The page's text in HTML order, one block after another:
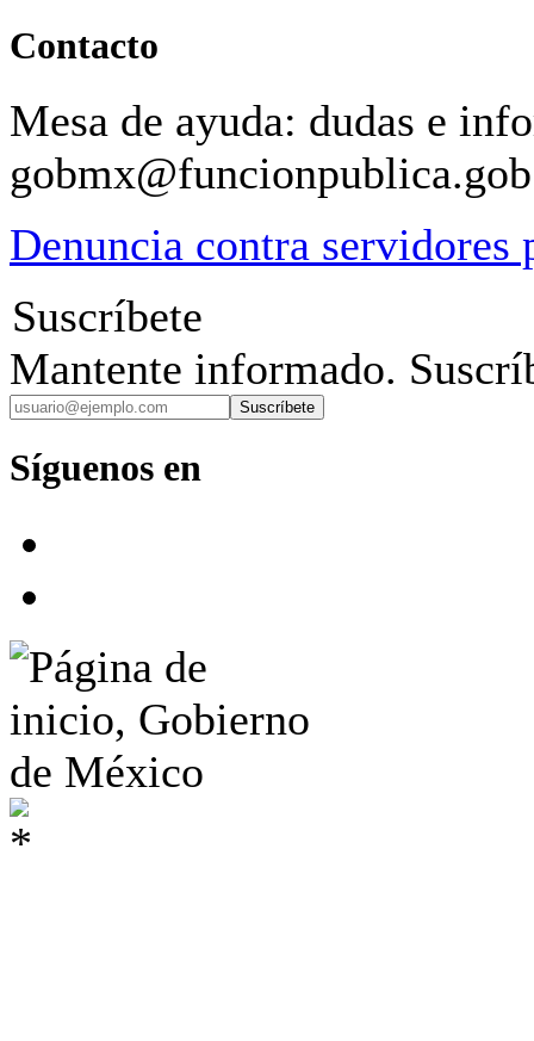
Contacto
Mesa de ayuda: dudas e
Denuncia contra servidores
Suscríbete
Mantente informado.
Suscríbete
Síguenos en